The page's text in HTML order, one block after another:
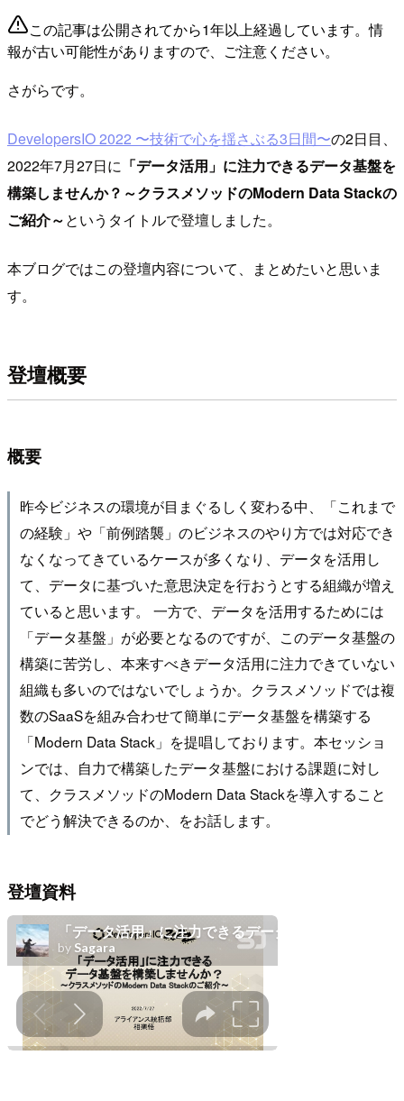
この記事は公開されてから1年以上経過しています。情
報が古い可能性がありますので、ご注意ください。
さがらです。
DevelopersIO 2022 〜技術で心を揺さぶる3日間〜の2日目、
2022年7月27日に 「データ活用」に注力できるデータ基盤を
構築しませんか？～クラスメソッドのModern Data Stackの
ご紹介～というタイトルで登壇しました。
本ブログではこの登壇内容について、まとめたいと思いま
す。
登壇概要
概要
昨今ビジネスの環境が目まぐるしく変わる中、「これまで
の経験」や「前例踏襲」のビジネスのやり方では対応でき
なくなってきているケースが多くなり、データを活用し
て、データに基づいた意思決定を行おうとする組織が増え
ていると思います。 一方で、データを活用するためには
「データ基盤」が必要となるのですが、このデータ基盤の
構築に苦労し、本来すべきデータ活用に注力できていない
組織も多いのではないでしょうか。クラスメソッドでは複
数のSaaSを組み合わせて簡単にデータ基盤を構築する
「Modern Data Stack」を提唱しております。本セッショ
ンでは、自力で構築したデータ基盤における課題に対し
て、クラスメソッドのModern Data Stackを導入すること
でどう解決できるのか、をお話します。
登壇資料